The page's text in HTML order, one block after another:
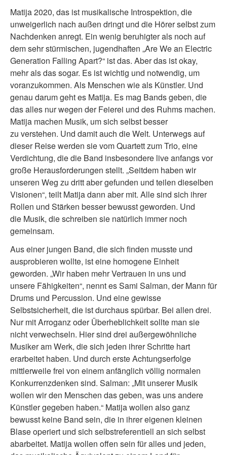
Matija 2020, das ist musikalische Introspektion, die
unweigerlich nach außen dringt und die Hörer selbst zum
Nachdenken anregt. Ein wenig beruhigter als noch auf
dem sehr stürmischen, jugendhaften „Are We an Electric
Generation Falling Apart?“ ist das. Aber das ist okay,
mehr als das sogar. Es ist wichtig und notwendig, um
voranzukommen. Als Menschen wie als Künstler. Und
genau darum geht es Matija. Es mag Bands geben, die
das alles nur wegen der Feierei und des Ruhms machen.
Matija machen Musik, um sich selbst besser
zu verstehen. Und damit auch die Welt. Unterwegs auf
dieser Reise werden sie vom Quartett zum Trio, eine
Verdichtung, die die Band insbesondere live anfangs vor
große Herausforderungen stellt. „Seitdem haben wir
unseren Weg zu dritt aber gefunden und teilen dieselben
Visionen“, teilt Matija dann aber mit. Alle sind sich ihrer
Rollen und Stärken besser bewusst geworden. Und
die Musik, die schreiben sie natürlich immer noch
gemeinsam.
Aus einer jungen Band, die sich finden musste und
ausprobieren wollte, ist eine homogene Einheit
geworden. „Wir haben mehr Vertrauen in uns und
unsere Fähigkeiten“, nennt es Sami Salman, der Mann für
Drums und Percussion. Und eine gewisse
Selbstsicherheit, die ist durchaus spürbar. Bei allen drei.
Nur mit Arroganz oder Überheblichkeit sollte man sie
nicht verwechseln. Hier sind drei außergewöhnliche
Musiker am Werk, die sich jeden ihrer Schritte hart
erarbeitet haben. Und durch erste Achtungserfolge
mittlerweile frei von einem anfänglich völlig normalen
Konkurrenzdenken sind. Salman: „Mit unserer Musik
wollen wir den Menschen das geben, was uns andere
Künstler gegeben haben.“ Matija wollen also ganz
bewusst keine Band sein, die in ihrer eigenen kleinen
Blase operiert und sich selbstreferentiell an sich selbst
abarbeitet. Matija wollen offen sein für alles und jeden,